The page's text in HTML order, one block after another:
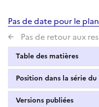
Pas de date pour le plan
Pas de retour aux
Table des matières
Position dans la série du
Versions publiées